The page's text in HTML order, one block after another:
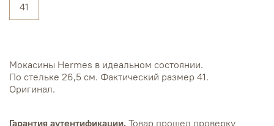
41
Мокасины Hermes в идеальном состоянии.
По стельке 26,5 см. Фактический размер 41.
Оригинал.
Гарантия аутентификации. Товар прошел проверку